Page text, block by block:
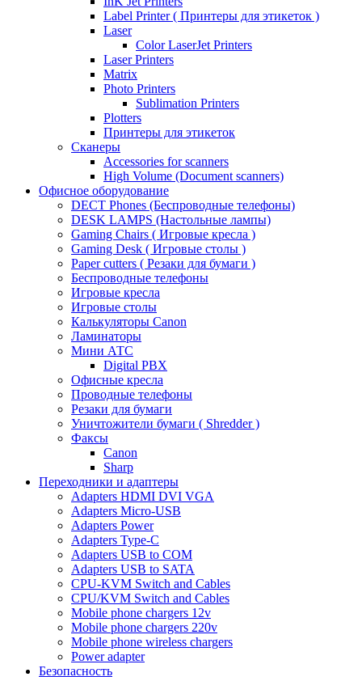
Label Printer ( Принтеры для этикеток )
Laser
Color LaserJet Printers
Laser Printers
Matrix
Photo Printers
Sublimation Printers
Plotters
Принтеры для этикеток
Сканеры
Accessories for scanners
High Volume (Document scanners)
Офисное оборудование
DECT Phones (Беспроводные телефоны)
DESK LAMPS (Настольные лампы)
Gaming Chairs ( Игровые кресла )
Gaming Desk ( Игровые столы )
Paper cutters ( Резаки для бумаги )
Беспроводные телефоны
Игровые кресла
Игровые столы
Калькуляторы Canon
Ламинаторы
Мини АТС
Digital PBX
Офисные кресла
Проводные телефоны
Резаки для бумаги
Уничтожители бумаги ( Shredder )
Факсы
Canon
Sharp
Переходники и адаптеры
Adapters HDMI DVI VGA
Adapters Micro-USB
Adapters Power
Adapters Type-C
Adapters USB to COM
Adapters USB to SATA
CPU-KVM Switch and Cables
CPU/KVM Switch and Cables
Mobile phone chargers 12v
Mobile phone chargers 220v
Mobile phone wireless chargers
Power adapter
Безопасность